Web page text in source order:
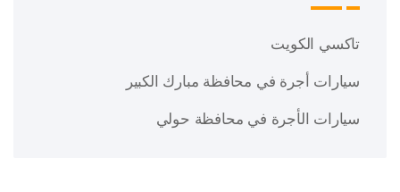
تاكسي الكويت
سيارات أجرة في محافظة مبارك الكبير
سيارات الأجرة في محافظة حولي